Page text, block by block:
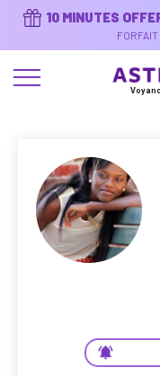
10 MINUTES